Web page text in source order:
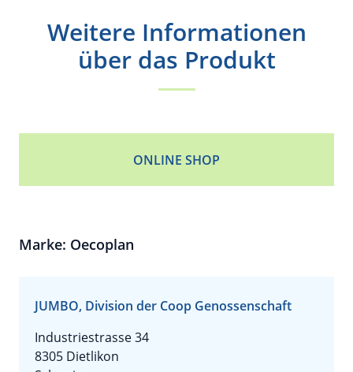
Weitere Informationen
über das Produkt
ONLINE SHOP
Marke: Oecoplan
JUMBO, Division der Coop Genossenschaft
Industriestrasse 34
8305 Dietlikon